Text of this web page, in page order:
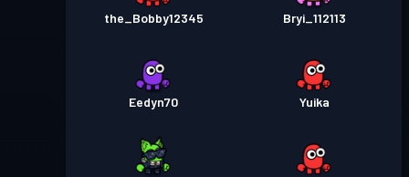
the_Bobby12345 Bryi_112113
Eedyn70 Yuika